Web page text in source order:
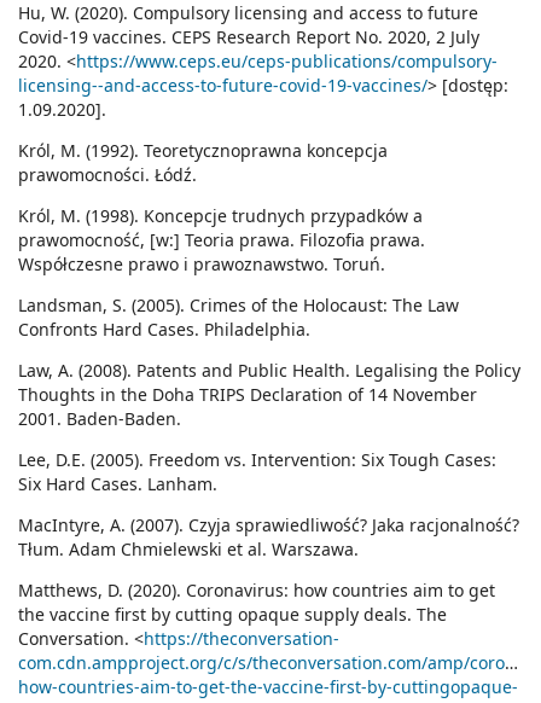
Hu, W. (2020). Compulsory licensing and access to future
Covid-19 vaccines. CEPS Research Report No. 2020, 2 July
2020. <https://www.ceps.eu/ceps-publications/compulsory-
licensing--and-access-to-future-covid-19-vaccines/> [dostęp:
1.09.2020].
Król, M. (1992). Teoretycznoprawna koncepcja
prawomocności. Łódź.
Król, M. (1998). Koncepcje trudnych przypadków a
prawomocność, [w:] Teoria prawa. Filozofia prawa.
Współczesne prawo i prawoznawstwo. Toruń.
Landsman, S. (2005). Crimes of the Holocaust: The Law
Confronts Hard Cases. Philadelphia.
Law, A. (2008). Patents and Public Health. Legalising the Policy
Thoughts in the Doha TRIPS Declaration of 14 November
2001. Baden-Baden.
Lee, D.E. (2005). Freedom vs. Intervention: Six Tough Cases:
Six Hard Cases. Lanham.
MacIntyre, A. (2007). Czyja sprawiedliwość? Jaka racjonalność?
Tłum. Adam Chmielewski et al. Warszawa.
Matthews, D. (2020). Coronavirus: how countries aim to get
the vaccine first by cutting opaque supply deals. The
Conversation. <https://theconversation-
com.cdn.ampproject.org/c/s/theconversation.com/amp/
how-countries-aim-to-get-the-vaccine-first-by-cuttingopaque-